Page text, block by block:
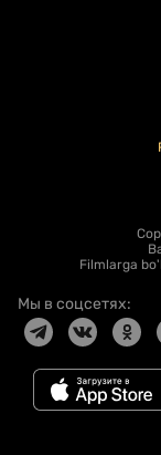
Filmlarga
Мы в соцсетях: